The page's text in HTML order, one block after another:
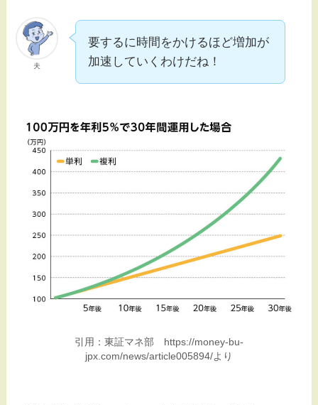
夫
要するに時間をかけるほど増加が
加速していくわけだね！
引用：東証マネ部 https://money-bu-
jpx.com/news/article005894/より